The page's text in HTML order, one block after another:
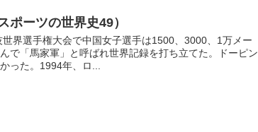
ポーツの世界史49）
界選手権大会で中国女子選手は1500、3000、1万メー
で「馬家軍」と呼ばれ世界記録を打ち立てた。ドーピン
った。1994年、ロ...